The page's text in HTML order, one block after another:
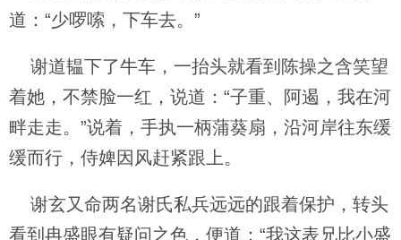
道：“少啰嗦，下车去。”
谢道韫下了牛车，一抬头就看到陈操之含笑望
着她，不禁脸一红，说道：“子重、阿遏，我在河
畔走走。”说着，手执一柄蒲葵扇，沿河岸往东缓
缓而行，侍婢因风赶紧跟上。
谢玄又命两名谢氏私兵远远的跟着保护，转头
看到冉盛眼有疑问之色，便道：“我这表兄比小盛